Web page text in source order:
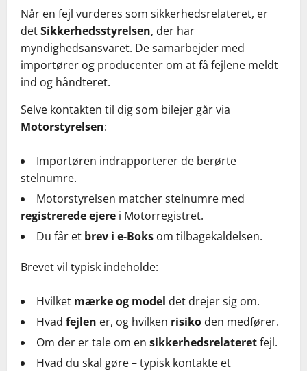
Når en fejl vurderes som sikkerhedsrelateret, er
detSikkerhedsstyrelsen, der har
myndighedsansvaret. De samarbejder med
importører og producenter om at få fejlene meldt
ind og håndteret.
Selve kontakten til dig som bilejer går via
Motorstyrelsen:
Importøren indrapporterer de berørte
stelnumre.
Motorstyrelsen matcher stelnumre med
registrerede ejere i Motorregistret.
Du får et brev i e-Boks om tilbagekaldelsen.
Brevet vil typisk indeholde:
Hvilket mærke og model det drejer sig om.
Hvad fejlen er, og hvilken risiko den medfører.
Om der er tale om en sikkerhedsrelateretfejl.
Hvad du skal gøre – typisk kontakte et